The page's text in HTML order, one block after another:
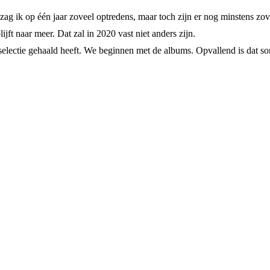
ik op één jaar zoveel optredens, maar toch zijn er nog minstens
naar meer. Dat zal in 2020 vast niet anders zijn.
gehaald heeft. We beginnen met de albums. Opvallend is dat